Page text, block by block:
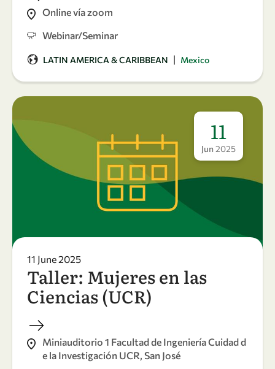
Online vía zoom
Webinar/Seminar
LATIN AMERICA & CARIBBEAN | Mexico
11
Jun 2025
11 June 2025
Taller: Mujeres en las
Ciencias (UCR)
Miniauditorio 1 Facultad de Ingeniería Cuidad d
e la Investigación UCR, San José